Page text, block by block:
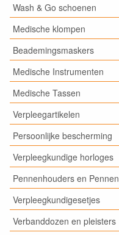
Wash & Go schoenen
Medische klompen
Beademingsmaskers
Medische Instrumenten
Medische Tassen
Verpleegartikelen
Persoonlijke bescherming
Verpleegkundige horloges
Pennenhouders en Pennen
Verpleegkundigesetjes
Verbanddozen en pleisters